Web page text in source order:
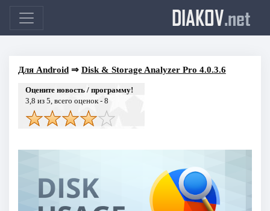
DIAKOV.net
Для Android⇒ Disk & Storage Analyzer Pro 4.0.3.6
Оцените новость / программу!
3,8 из 5, всего оценок - 8